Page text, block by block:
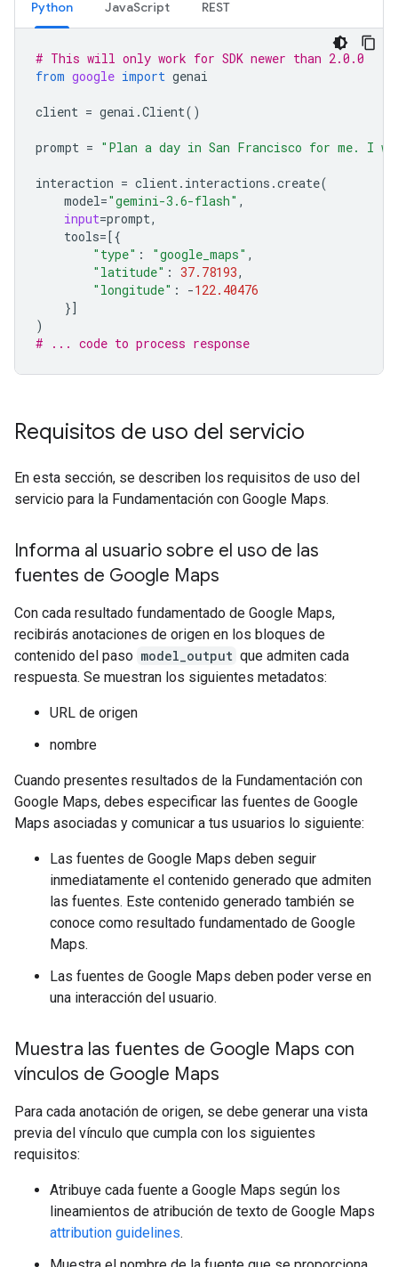
Python JavaScript REST
# This will only work for SDK newer than 2.0.0
from google import genai
client = genai .Client()
prompt = "Plan a day in San Francisco for me. I
interaction = client. interactions .create(
model="gemini-3.6-flash" ,
input=prompt,
tools=[{
"type" : "google_maps" ,
"latitude" : 37.78193,
"longitude" : -122.40476
}]
)
# ... code to process response
Requisitos de uso del servicio
En esta sección, se describen los requisitos de uso del
servicio para la Fundamentación con Google Maps.
Informa al usuario sobre el uso de las
fuentes de Google Maps
Con cada resultado fundamentado de Google Maps,
recibirás anotaciones de origen en los bloques de
contenido del paso model_output que admiten cada
respuesta. Se muestran los siguientes metadatos:
URL de origen
nombre
Cuando presentes resultados de la Fundamentación con
Google Maps, debes especificar las fuentes de Google
Maps asociadas y comunicar a tus usuarios lo siguiente:
Las fuentes de Google Maps deben seguir
inmediatamente el contenido generado que admiten
las fuentes. Este contenido generado también se
conoce como resultado fundamentado de Google
Maps.
Las fuentes de Google Maps deben poder verse en
una interacción del usuario.
Muestra las fuentes de Google Maps con
vínculos de Google Maps
Para cada anotación de origen, se debe generar una vista
previa del vínculo que cumpla con los siguientes
requisitos:
Atribuye cada fuente a Google Maps según los
lineamientos de atribución de texto de Google Maps
attribution guidelines.